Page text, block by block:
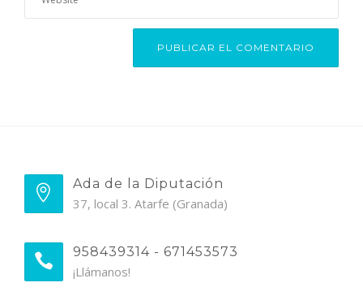
Ada de la Diputación
37, local 3. Atarfe (Granada)
958439314 - 671453573
¡Llámanos!